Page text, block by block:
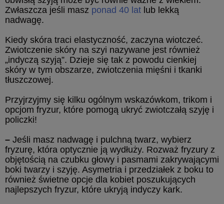
Zwłaszcza jeśli masz ponad 40 lat lub lekką
nadwagę.
Kiedy skóra traci elastyczność, zaczyna wiotczeć.
Zwiotczenie skóry na szyi nazywane jest również
„indyczą szyją”. Dzieje się tak z powodu cienkiej
skóry w tym obszarze, zwiotczenia mięśni i tkanki
tłuszczowej.
Przyjrzyjmy się kilku ogólnym wskazówkom, trikom i
opcjom fryzur, które pomogą ukryć zwiotczałą szyję i
policzki!
– Jeśli masz nadwagę i pulchną twarz, wybierz
fryzurę, która optycznie ją wydłuży. Rozważ fryzury z
objętością na czubku głowy i pasmami zakrywającymi
boki twarzy i szyję. Asymetria i przedziałek z boku to
również świetne opcje dla kobiet poszukujących
najlepszych fryzur, które ukryją indyczy kark.